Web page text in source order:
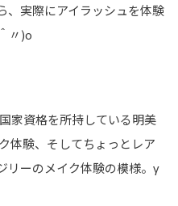
、実際にアイラッシュを体験
〃)o
家資格を所持している明美
体験、そしてちょっとレア
リーのメイク体験の模様。γ